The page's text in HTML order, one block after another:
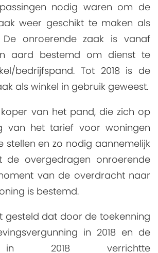
nodig waren om de
weer geschikt te maken als
De onroerende zaak is vanaf
aard bestemd om dienst te
bedrijfspand. Tot 2018 is de
als winkel in gebruik geweest.
van het pand, die zich op
van het tarief voor woningen
stellen en zo nodig aannemelijk
overgedragen onroerende
van de overdracht naar
is bestemd.
gesteld dat door de toekenning
in 2018 en de
2018 verrichtte